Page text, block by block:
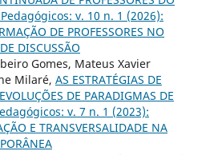
v. 10 n. 1 (2026):
DE PROFESSORES NO
DISCUSSÃO
Gomes, Mateus Xavier
Milaré, AS ESTRATÉGIAS DE
DE PARADIGMAS DE
v. 7 n. 1 (2023):
E TRANSVERSALIDADE NA